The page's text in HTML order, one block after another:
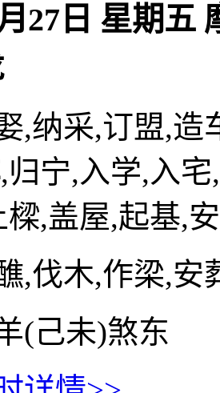
27日 星期五
,纳采,订盟,
,归宁,入学,入
樑,盖屋,起基,
,伐木,作梁,安
(己未)煞东